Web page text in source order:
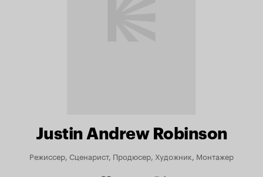
Justin Andrew Robinson
Режиссер, Сценарист, Продюсер, Художник, Монтажер